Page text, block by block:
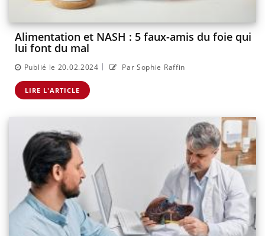
Alimentation et NASH : 5 faux-amis du foie qui
lui font du mal
Publié le 20.02.2024 | Par Sophie Raffin
LIRE L'ARTICLE